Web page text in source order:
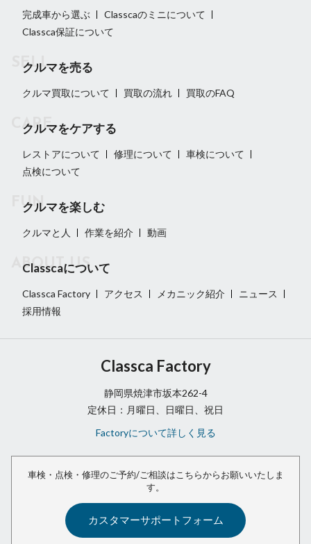
完成車から選ぶ
Classcaのミニについて
Classca保証について
クルマを売る
クルマ買取について 買取の流れ 買取のFAQ
クルマをケアする
レストアについて 修理について
車検について
点検について
クルマを楽しむ
クルマと人 作業を紹介 動画
Classcaについて
Classca Factory アクセス メカニック紹介
ニュース
採用情報
Classca Factory
静岡県焼津市坂本262-4
定休日：月曜日、日曜日、祝日
Factoryについて詳しく見る
車検・点検・修理のご予約/ご相談は こちらからお願いいたしま
す。
カスタマーサポートフォーム